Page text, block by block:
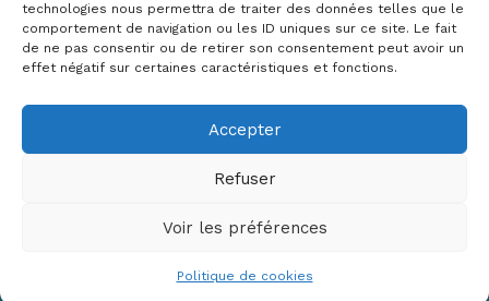
technologies nous permettra de traiter des données telles que le
comportement de navigation ou les ID uniques sur ce site. Le fait
de ne pas consentir ou de retirer son consentement peut avoir un
effet négatif sur certaines caractéristiques et fonctions.
Accepter
Refuser
Voir les préférences
Politique de cookies
Mentions légales
RGPD
Copyright © 2026 Crige PACA